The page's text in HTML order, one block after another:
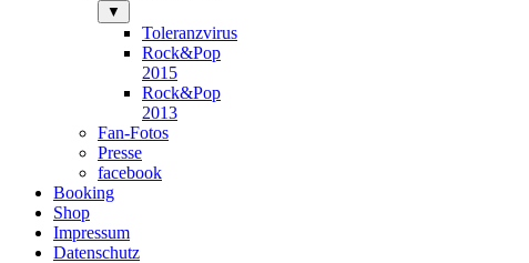
▼
Toleranzvirus
Rock&Pop
2015
Rock&Pop
2013
Fan-Fotos
Presse
facebook
Booking
Shop
Impressum
Datenschutz